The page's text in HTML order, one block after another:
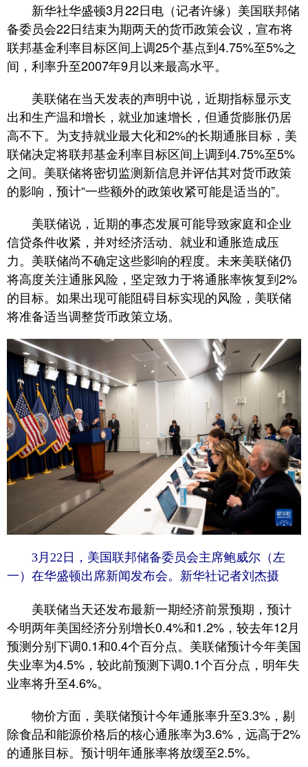
新华社华盛顿3月22日电（记者许缘）美国联邦储
备委员会22日结束为期两天的货币政策会议，宣布将
联邦基金利率目标区间上调25个基点到4.75%至5%之
间，利率升至2007年9月以来最高水平。
美联储在当天发表的声明中说，近期指标显示支
出和生产温和增长，就业加速增长，但通货膨胀仍居
高不下。为支持就业最大化和2%的长期通胀目标，美
联储决定将联邦基金利率目标区间上调到4.75%至5%
之间。美联储将密切监测新信息并评估其对货币政策
的影响，预计“一些额外的政策收紧可能是适当的”。
美联储说，近期的事态发展可能导致家庭和企业
信贷条件收紧，并对经济活动、就业和通胀造成压
力。美联储尚不确定这些影响的程度。未来美联储仍
将高度关注通胀风险，坚定致力于将通胀率恢复到2%
的目标。如果出现可能阻碍目标实现的风险，美联储
将准备适当调整货币政策立场。
3月22日，美国联邦储备委员会主席鲍威尔（左
一）在华盛顿出席新闻发布会。新华社记者刘杰摄
美联储当天还发布最新一期经济前景预期，预计
今明两年美国经济分别增长0.4%和1.2%，较去年12月
预测分别下调0.1和0.4个百分点。美联储预计今年美国
失业率为4.5%，较此前预测下调0.1个百分点，明年失
业率将升至4.6%。
物价方面，美联储预计今年通胀率升至3.3%，剔
除食品和能源价格后的核心通胀率为3.6%，远高于2%
的通胀目标。预计明年通胀率将放缓至2.5%。